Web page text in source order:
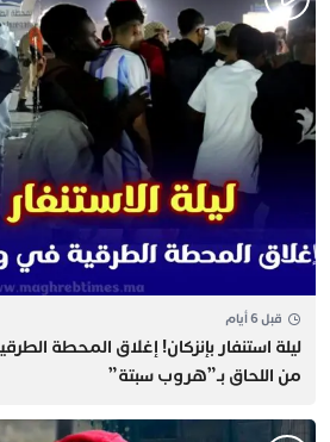
قبل 6 أيام
​ليلة استنفار بإنزكان! إغلاق المحطة
من اللحاق بـ”هروب سبتة”